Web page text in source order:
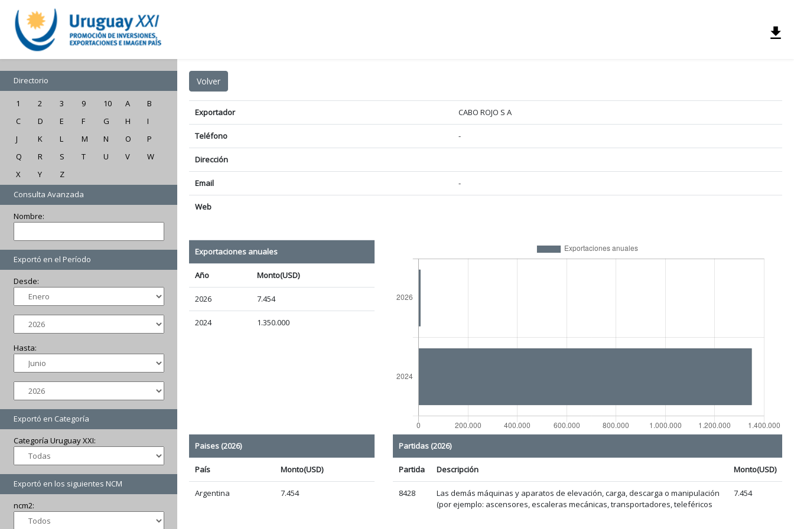
Directorio
1 2 3 9 10 A
B
C
D E F G H
I
J
K L M N O
P
Q
R S T U V
W
X
Y
Z
Consulta Avanzada
Nombre:
Exportó en el Período
Desde:
Hasta:
Exportó en Categoría
Categoría Uruguay XXI:
Exportó en los siguientes NCM
ncm2:
Exportador CABO ROJO S A
Teléfono -
Dirección
Email -
Web
Exportaciones anuales
Año Monto(USD)
2026 7.454
2024 1.350.000
Paises (2026)
País Monto(USD)
Argentina 7.454
Partidas (2026)
Partida Descripción Monto(USD)
8428
Las demás máquinas y aparatos de elevación, carga, descarga o manipulación
(por ejemplo: ascensores, escaleras mecánicas, transportadores, teleféricos
7.454